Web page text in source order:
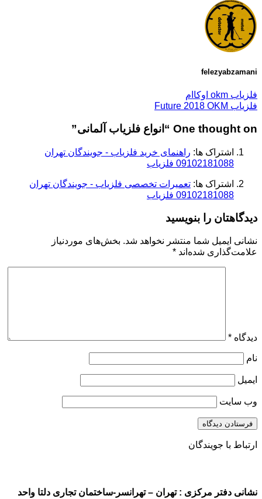
felezyabzamani
فلزیاب okm اوکاام
فلزیاب Future 2018 OKM
One thought on “ انواع فلزیاب آلمانی”
اشتراک ها: راهنمای خرید فلزیاب - جویندگان تهران
09102181088 فلزیاب
اشتراک ها: تعمیرات تخصصی فلزیاب - جویندگان تهران
09102181088 فلزیاب
دیدگاهتان را بنویسید
نشانی ایمیل شما منتشر نخواهد شد. بخش‌های موردنیاز
علامت‌گذاری شده‌اند *
دیدگاه *
نام
ایمیل
وب‌ سایت
ارتباط با جویندگان
نشانی دفتر مرکزی : تهران – تهرانسر-ساختمان تجاری دلتا واحد